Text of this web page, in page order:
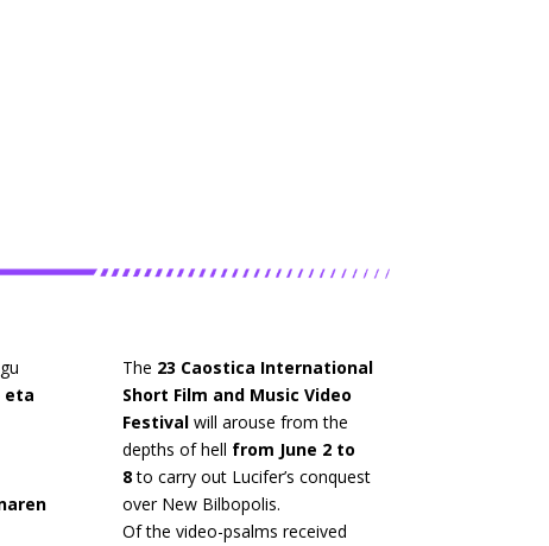
eta
The 23 Caostica International
Short Film and Music Video
Festival will arouse from the
depths of hell from June 2 to
8to carry out Lucifer’s conquest
over New Bilbopolis.
Of the video-psalms received